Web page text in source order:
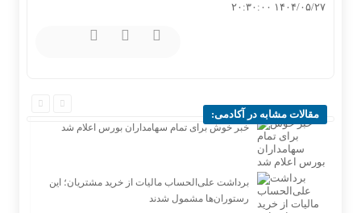
۱۴۰۴/۰۵/۲۷ ۲۰:۳۰:۰۰
مقالات مشابه در آکادمی:
خبر خوش برای تمام سهامداران بورس اعلام شد
برداشت علی‌الحساب مالیات از خرید مشتریان؛ این
رستوران‌ها مشمول شدند